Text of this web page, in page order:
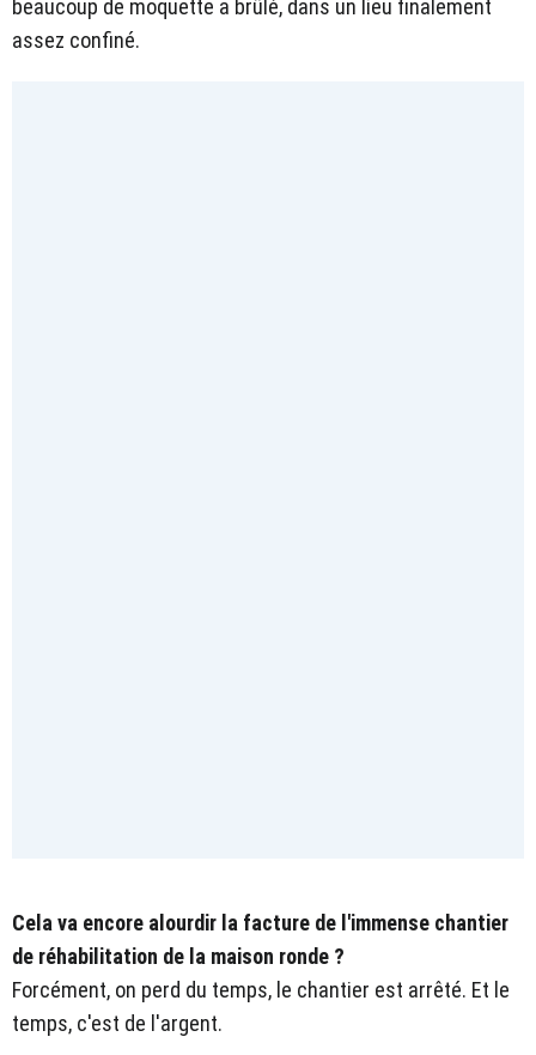
beaucoup de moquette a brûlé, dans un lieu finalement
assez confiné.
Cela va encore alourdir la facture de l'immense chantier
de réhabilitation de la maison ronde ?
Forcément, on perd du temps, le chantier est arrêté. Et le
temps, c'est de l'argent.